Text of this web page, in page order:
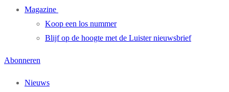
Magazine
Koop een los nummer
Blijf op de hoogte met de Luister nieuwsbrief
Abonneren
Nieuws